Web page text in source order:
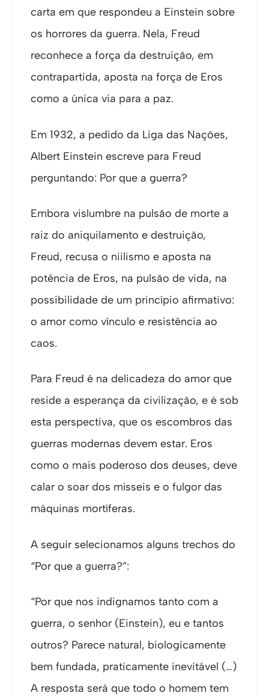
carta em que respondeu a Einstein sobre
os horrores da guerra. Nela, Freud
reconhece a força da destruição, em
contrapartida, aposta na força de Eros
como a única via para a paz.
Em 1932, a pedido da Liga das Nações,
Albert Einstein escreve para Freud
perguntando: Por que a guerra?
Embora vislumbre na pulsão de morte a
raiz do aniquilamento e destruição,
Freud, recusa o niilismo e aposta na
potência de Eros, na pulsão de vida, na
possibilidade de um princípio afirmativo:
o amor como vínculo e resistência ao
caos.
Para Freud é na delicadeza do amor que
reside a esperança da civilização, e é sob
esta perspectiva, que os escombros das
guerras modernas devem estar. Eros
como o mais poderoso dos deuses, deve
calar o soar dos mísseis e o fulgor das
máquinas mortíferas.
A seguir selecionamos alguns trechos do
“Por que a guerra?”:
“Por que nos indignamos tanto com a
guerra, o senhor (Einstein), eu e tantos
outros? Parece natural, biologicamente
bem fundada, praticamente inevitável (…)
A resposta será que todo o homem tem